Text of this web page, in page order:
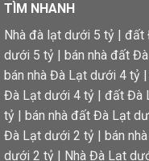
TÌM NHANH
Nhà đà lạt dưới 5 tỷ | đất
dưới 5 tỷ | bán nhà đất
bán nhà Đà Lạt dưới 4 tỷ |
Đà Lạt dưới 4 tỷ | đất Đà
tỷ | bán nhà đất Đà Lạt
Đà Lạt dưới 2 tỷ | bán
dưới 2 tỷ | Nhà Đà Lạt